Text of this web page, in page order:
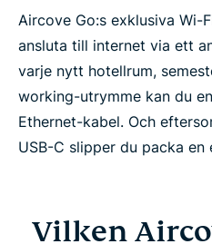
Aircove Go:s exklusiva Wi-
ansluta till internet via ett
varje nytt hotellrum,
working-utrymme kan du
Ethernet-kabel. Och
USB-C slipper du packa en
Vilken